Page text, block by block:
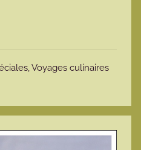
,Voyages culinaires